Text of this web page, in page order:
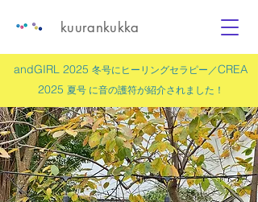
andGIRL 2025 冬号にヒーリングセラピー／CREA
2025 夏号 に音の護符が紹介されました！
kuurankukka